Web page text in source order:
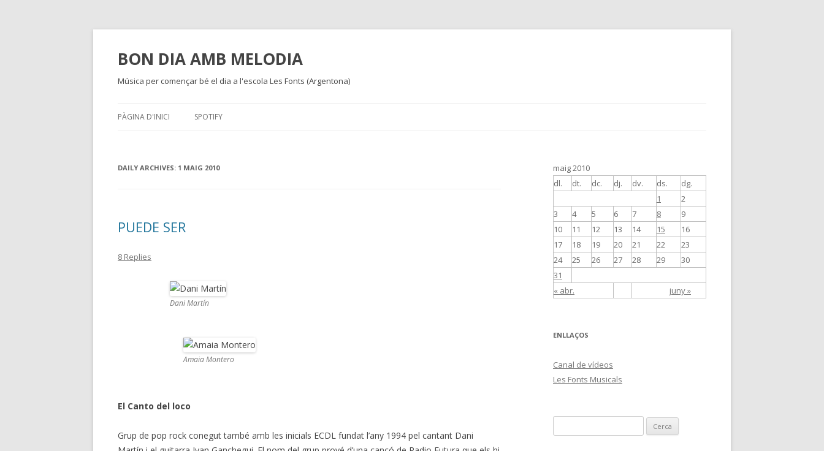
BON DIA AMB MELODIA
Música per començar bé el dia a l'escola Les Fonts (Argentona)
PÀGINA D'INICI SPOTIFY
DAILY ARCHIVES: 1 MAIG 2010
PUEDE SER
8 Replies
Dani Martín
Amaia Montero
El Canto del loco
Grup de pop rock conegut també amb les inicials ECDL fundat l’any 1994 pel cantant Dani
maig 2010
dl.
dt. dc. dj. dv. ds. dg.
« abr. juny »
1
2
3
4 5 6 7 8
9
10
11 12 13 14 15
16
17
18 19 20 21 22
23
24
25 26 27 28 29
30
31
ENLLAÇOS
Canal de vídeos
Les Fonts Musicals
e